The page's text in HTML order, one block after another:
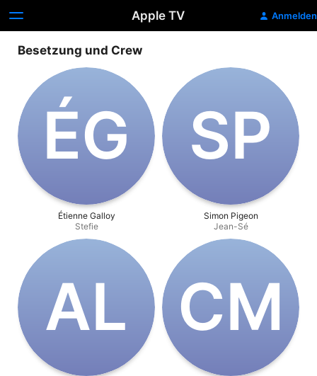
Apple TV Anmelden
Besetzung und Crew
É‌G
Étienne Galloy
Stefie
S‌P
Simon Pigeon
Jean-Sé
A‌L C‌M